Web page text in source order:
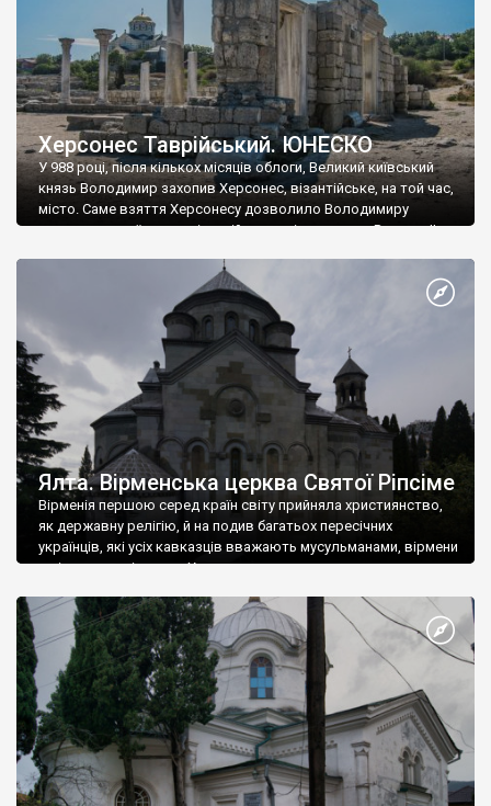
Херсонес Таврійський. ЮНЕСКО
У 988 році, після кількох місяців облоги, Великий київський
князь Володимир захопив Херсонес, візантійське, на той час,
місто. Саме взяття Херсонесу дозволило Володимиру
диктувати свої умови візантійському імператору Василю ІІ, та
Херсонесі Володимир-язичник, став Василем-християнином.
А потім було Хрещення Русі. На честь Херсонесу Таврійського
Ялта. Вірменська церква Святої Ріпсіме
Вірменія першою серед країн світу прийняла християнство,
як державну релігію, й на подив багатьох пересічних
українців, які усіх кавказців вважають мусульманами, вірмени
є відданими вірянами Христа